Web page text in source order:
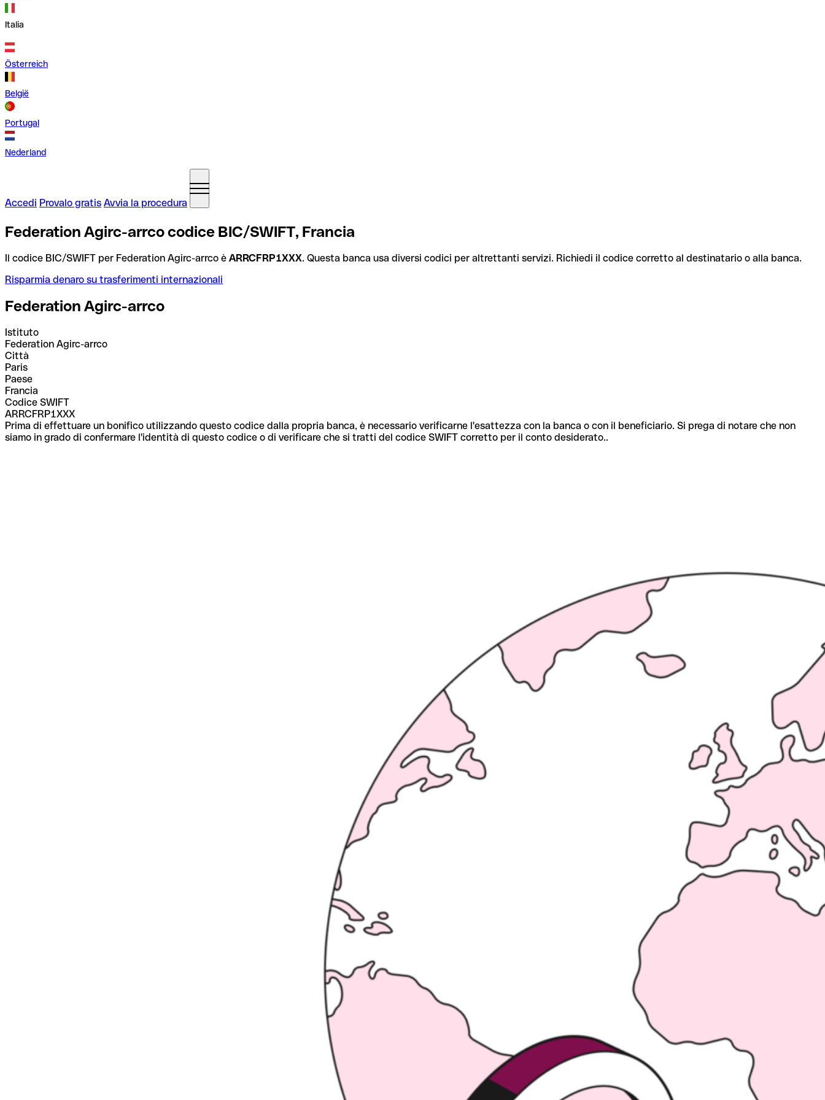
Italia
Österreich
België
Portugal
Nederland
Accedi Provalo gratis Avvia la procedura
Federation Agirc-arrco codice BIC/SWIFT, Francia
Il codice BIC/SWIFT per Federation Agirc-arrco è ARRCFRP1XXX. Questa banca usa diversi codici per altrettanti servizi. Richiedi il codice corretto al destinatario o alla banca.
Risparmia denaro su trasferimenti internazionali
Federation Agirc-arrco
Istituto
Federation Agirc-arrco
Città
Paris
Paese
Francia
Codice SWIFT
ARRCFRP1XXX
Prima di effettuare un bonifico utilizzando questo codice dalla propria banca, è necessario verificarne l'esattezza con la banca o con il beneficiario. Si prega di notare che non
siamo in grado di confermare l'identità di questo codice o di verificare che si tratti del codice SWIFT corretto per il conto desiderato..